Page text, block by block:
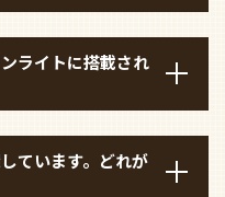
ライトに搭載され
ています。どれが